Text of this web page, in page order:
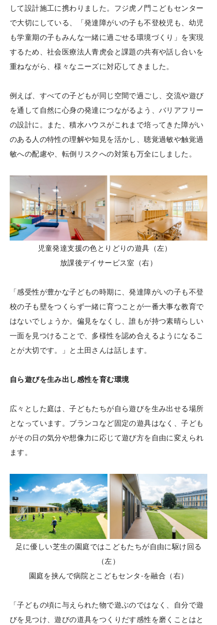
して設計施工に携わりました。フジ虎ノ門こどもセンター
で大切にしている、「発達障がいの子も不登校児も、幼児
も学童期の子もみんな一緒に過ごせる環境づくり」を実現
するため、社会医療法人青虎会と課題の共有や話し合いを
重ねながら、様々なニーズに対応してきました。
例えば、すべての子どもが同じ空間で過ごし、交流や遊び
を通して自然に心身の発達につながるよう、バリアフリー
の設計に。また、積水ハウスがこれまで培ってきた障がい
のある人の特性の理解や知見を活かし、聴覚過敏や触覚過
敏への配慮や、転倒リスクへの対策も万全にしました。
児童発達支援の色とりどりの遊具（左）
放課後デイサービス室（右）
「感受性が豊かな子どもの時期に、発達障がいの子も不登
校の子も壁をつくらず一緒に育つことが一番大事な教育で
はないでしょうか。偏見をなくし、誰もが持つ素晴らしい
一面を見つけることで、多様性を認め合えるようになるこ
とが大切です。」と土田さんは話します。
自ら遊びを生み出し感性を育む環境
広々とした庭は、子どもたちが自ら遊びを生み出せる場所
となっています。ブランコなど固定の遊具はなく、子ども
がその日の気分や想像力に応じて遊び方を自由に変えられ
ます。
足に優しい芝生の園庭ではこどもたちが自由に駆け回る
（左）
園庭を挟んで病院とこどもセンタ-を融合（右）
「子どもの頃に与えられた物で遊ぶのではなく、自分で遊
びを見つけ、遊びの道具をつくりだす感性を磨くことはと